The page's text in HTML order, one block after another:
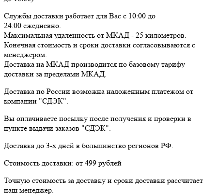
Службы доставки работает для Вас с 10:00 до
24:00 ежедневно
Максимальная удаленность от МКАД - 25 километров
Конечная стоимость и сроки доставки согласовываются с
менеджером.
Доставка на МКАД производится по базовому тарифу
доставки за пределами МКАД.
Доставка по России возможна наложенным платежом от
компании "СДЭК".
Вы оплачиваете посылку после получения и проверки в
пункте выдачи заказов "СДЭК".
Доставка до 3-х дней в большинство регионов РФ.
Стоимость доставки: от 499 рублей
Точную стоимость за доставку и сроки доставки рассчитает
наш менеджер.